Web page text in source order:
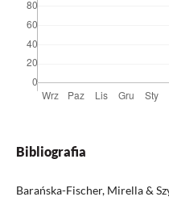
Bibliografia
Barańska-Fischer, Mirella &